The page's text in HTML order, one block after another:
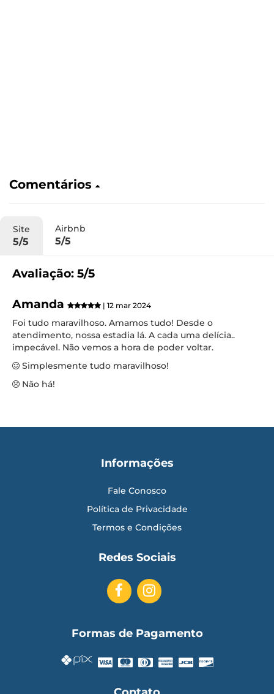
Comentários
Site
5/5
Airbnb
5/5
Avaliação: 5/5
Amanda | 12 mar 2024
Foi tudo maravilhoso. Amamos tudo! Desde o
atendimento, nossa estadia lá. A cada uma delícia..
impecável. Não vemos a hora de poder voltar.
Simplesmente tudo maravilhoso!
Não há!
Informações
Fale Conosco
Política de Privacidade
Termos e Condições
Redes Sociais
Formas de Pagamento